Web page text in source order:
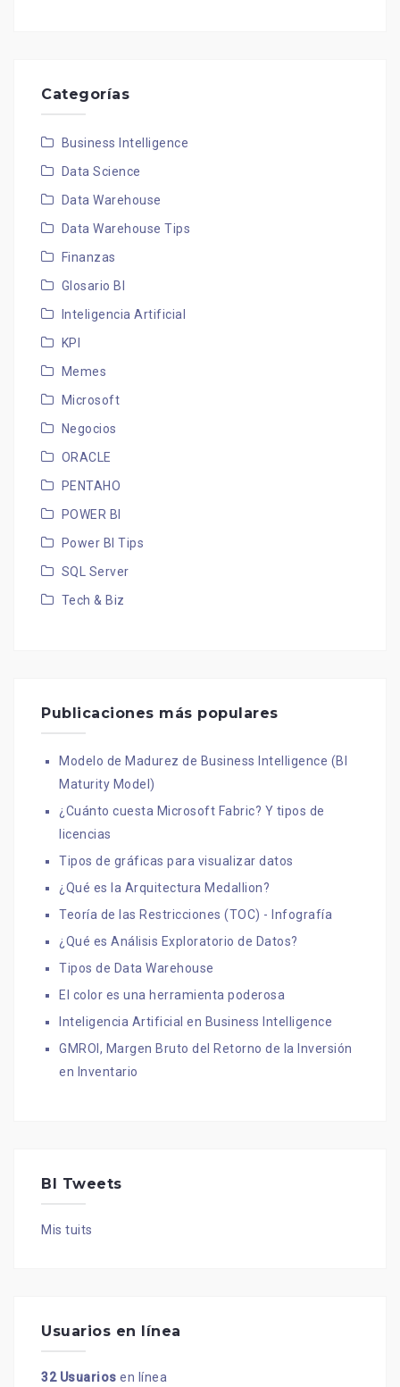
Categorías
Business Intelligence
Data Science
Data Warehouse
Data Warehouse Tips
Finanzas
Glosario BI
Inteligencia Artificial
KPI
Memes
Microsoft
Negocios
ORACLE
PENTAHO
POWER BI
Power BI Tips
SQL Server
Tech & Biz
Publicaciones más populares
Modelo de Madurez de Business Intelligence (BI
Maturity Model)
¿Cuánto cuesta Microsoft Fabric? Y tipos de
licencias
Tipos de gráficas para visualizar datos
¿Qué es la Arquitectura Medallion?
Teoría de las Restricciones (TOC) - Infografía
¿Qué es Análisis Exploratorio de Datos?
Tipos de Data Warehouse
El color es una herramienta poderosa
Inteligencia Artificial en Business Intelligence
GMROI, Margen Bruto del Retorno de la Inversión
en Inventario
BI Tweets
Mis tuits
Usuarios en línea
32 Usuarios en línea